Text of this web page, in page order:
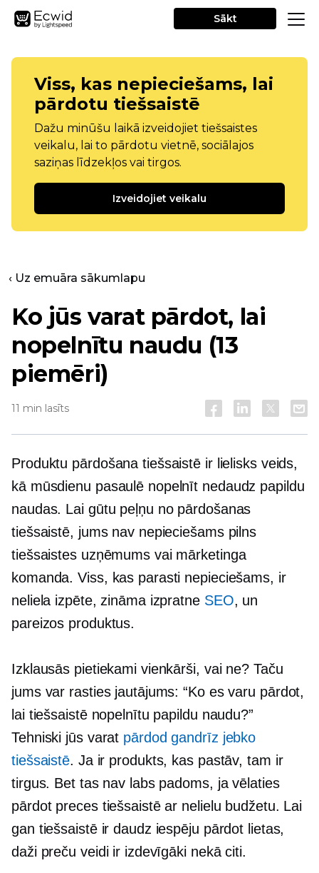
Sākt
Viss, kas nepieciešams, lai
pārdotu tiešsaistē
Dažu minūšu laikā izveidojiet tiešsaistes
veikalu, lai to pārdotu vietnē, sociālajos
saziņas līdzekļos vai tirgos.
Izveidojiet veikalu
‹ Uz emuāra sākumlapu
Ko jūs varat pārdot, lai
nopelnītu naudu (13
piemēri)
11 min lasīts
Produktu pārdošana tiešsaistē ir lielisks veids,
kā mūsdienu pasaulē nopelnīt nedaudz papildu
naudas. Lai gūtu peļņu no pārdošanas
tiešsaistē, jums nav nepieciešams pilns
tiešsaistes uzņēmums vai mārketinga
komanda. Viss, kas parasti nepieciešams, ir
neliela izpēte, zināma izpratne SEO, un
pareizos produktus.
Izklausās pietiekami vienkārši, vai ne? Taču
jums var rasties jautājums: “Ko es varu pārdot,
lai tiešsaistē nopelnītu papildu naudu?”
Tehniski jūs varat pārdod gandrīz jebko
tiešsaistē. Ja ir produkts, kas pastāv, tam ir
tirgus. Bet tas nav labs padoms, ja vēlaties
pārdot preces tiešsaistē ar nelielu budžetu. Lai
gan tiešsaistē ir daudz iespēju pārdot lietas,
daži preču veidi ir izdevīgāki nekā citi.